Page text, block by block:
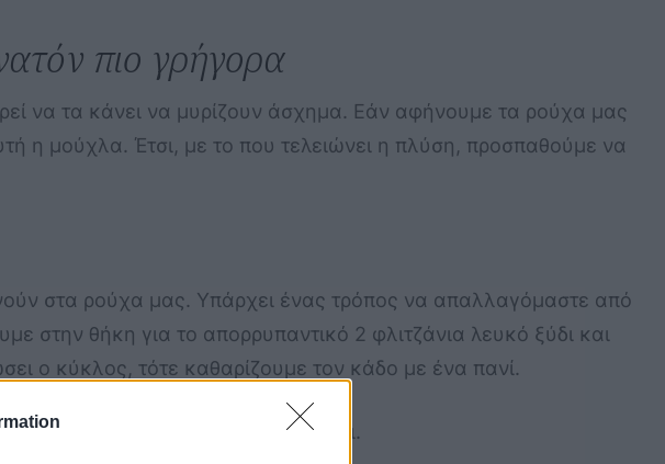
πιο γρήγορα
να τα κάνει να μυρίζουν άσχημα. Εάν αφήνουμε τα ρούχα μας
η μούχλα. Έτσι, με το που τελειώνει η πλύση, προσπαθούμε να
στα ρούχα μας. Υπάρχει ένας τρόπος να απαλλαγόμαστε από
στην θήκη για το απορρυπαντικό 2 φλιτζάνια λευκό ξύδι και
ο κύκλος, τότε καθαρίζουμε τον κάδο με ένα πανί.
πλυντηρίου αντί για ξύδι.